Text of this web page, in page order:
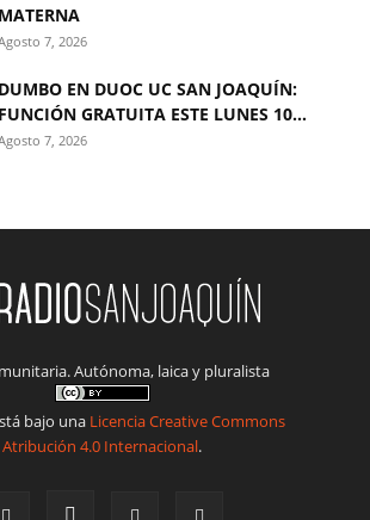
MATERNA
7, 2026
DUMBO EN DUOC UC SAN JOAQUÍN:
FUNCIÓN GRATUITA ESTE LUNES 10...
7, 2026
Autónoma, laica y pluralista
bajo una Licencia Creative Commons
Atribución 4.0 Internacional.